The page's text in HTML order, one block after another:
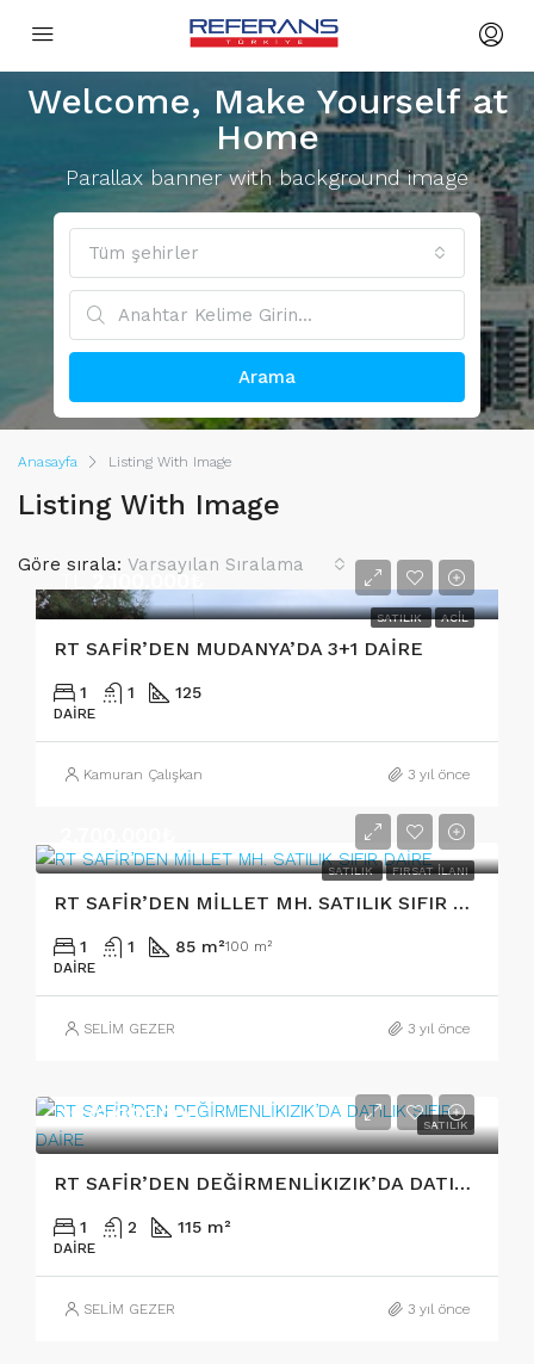
Welcome, Make Yourself at
Home
Parallax banner with background image
Tüm şehirler
Arama
Anasayfa Listing With Image
Listing With Image
Göre sırala: Varsayılan Sıralama
SATILIK ACIL
2.100.000₺
RT SAFİR’DEN MUDANYA’DA 3+1 DAİRE
1 1 125
DAIRE
Kamuran Çalışkan 3 yıl önce
SATILIK FIRSAT İLANI
RT SAFİR’DEN MİLLET MH. SATILIK SIFIR DAİRE
1 1 85 m²100 m²
DAIRE
SELİM GEZER 3 yıl önce
SATILIK
3₺/2.990.000
RT SAFİR’DEN DEĞİRMENLİKIZIK’DA DATILIK SIFIR DAİRE
1 2 115 m²
DAIRE
SELİM GEZER 3 yıl önce